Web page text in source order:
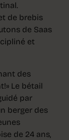
de brebis
de Saas
et
des
Le bétail
par
berger des
de 24 ans,